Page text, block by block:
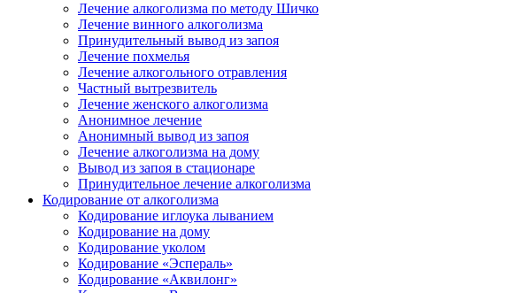
Лечение алкоголизма по методу Шичко
Лечение винного алкоголизма
Принудительный вывод из запоя
Лечение похмелья
Лечение алкогольного отравления
Частный вытрезвитель
Лечение женского алкоголизма
Анонимное лечение
Анонимный вывод из запоя
Лечение алкоголизма на дому
Вывод из запоя в стационаре
Принудительное лечение алкоголизма
Кодирование от алкоголизма
Кодирование иглоука лыванием
Кодирование на дому
Кодирование уколом
Кодирование «Эспераль»
Кодирование «Аквилонг»